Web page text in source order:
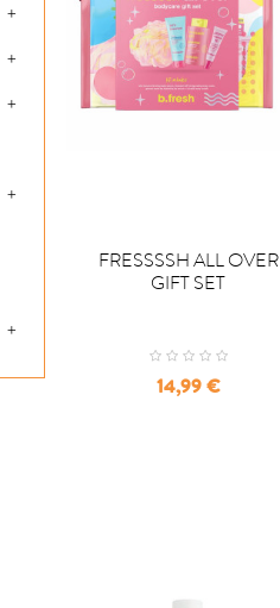
FRESSSSH ALL OVER
GIFT SET
Precio
14,99 €